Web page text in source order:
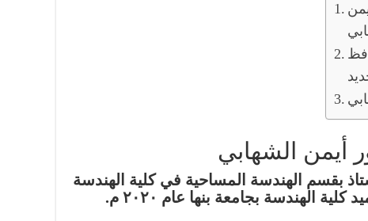
أيمن الشهابي
بقسم الهندسة المساحية في كلية الهندسة
الهندسة بجامعة بنها عام ٢٠٢٠ م.